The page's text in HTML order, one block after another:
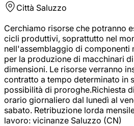
Città Saluzzo
Cerchiamo risorse che potranno
cicli produttivi, soprattutto nel
nell'assemblaggio di componenti
per la produzione di macchinari
dimensioni. Le risorse verranno
contratto a tempo determinato in
possibilità di proroghe.Richiesta
orario giornaliero dal lunedì al
sabato. Retribuzione lorda
lavoro: vicinanze Saluzzo (CN)